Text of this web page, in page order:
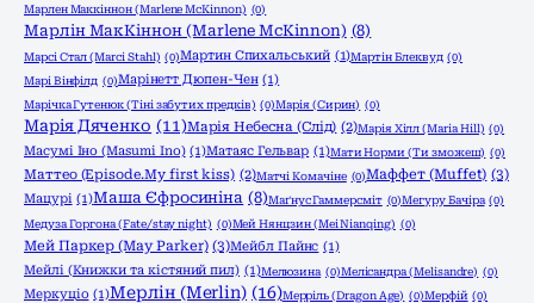
Марлен Маккіннон (Marlene McKinnon) (0)
Марлін МакКіннон (Marlene McKinnon) (8)
Марсі Стал (Marci Stahl) (0)Мартин Спихальський (1)Мартін Блеквуд (0)
Марі Вінфілд (0)Марінетт Дюпен-Чен (1)
Марічка Гутенюк (Тіні забутих предків) (0)Марія (Сирин) (0)
Марія Дяченко (11)Марія Небесна (Слід) (2)Марія Хілл (Maria Hill) (0)
Масумі Іно (Masumi Ino) (1)Матаяс Гельвар (1)Мати Норми (Ти зможеш) (0)
Маттео (Episode.My first kiss) (2)Матчі Комачіне (0)Маффет (Muffet) (3)
Мацурі (1)Маша Єфросиніна (8)Маґнус Гаммерсміт (0)Мегуру Бачіра (0)
Медуза Горгона (Fate/stay night) (0)Мей Нянцзин (Mei Nianqing) (0)
Мей Паркер (May Parker) (3)Мейбл Пайнс (1)
Мейлі (Книжки та кістяний пил) (1)Мелюзина (0)Мелісандра (Melisandre) (0)
Меркуціо (1)Мерлін (Merlin) (16)Мерріль (Dragon Age) (0)Мерфій (0)